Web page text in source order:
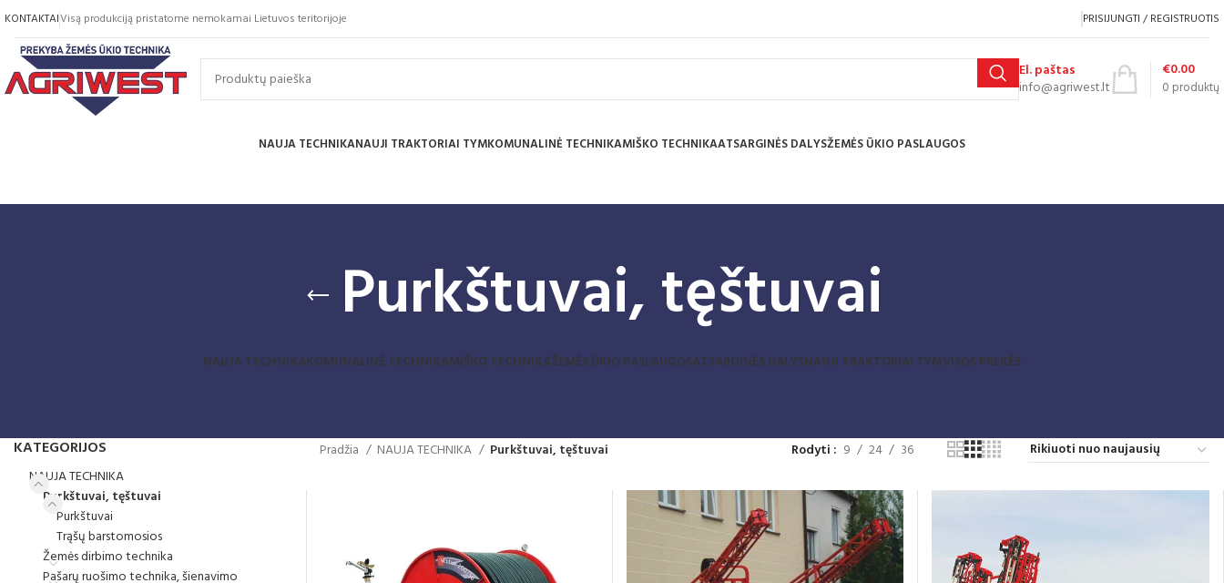
KONTAKTAIVisą produkciją pristatome nemokamai Lietuvos teritorijoje PRISIJUNGTI / REGISTRUOTIS
El. paštas
info@agriwest.lt
0 produktų
€0.00
NAUJA TECHNIKANAUJI TRAKTORIAI TYMKOMUNALINĖ TECHNIKAMIŠKO TECHNIKAATSARGINĖS DALYSŽEMĖS ŪKIO PASLAUGOS
Purkštuvai, tęštuvai
NAUJA TECHNIKAKOMUNALINĖ TECHNIKAMIŠKO TECHNIKAŽEMĖS ŪKIO PASLAUGOSATSARGINĖS DALYSNAUJI TRAKTORIAI TYMVISOS PREKĖS
KATEGORIJOS
NAUJA TECHNIKA
Purkštuvai, tęštuvai
Purkštuvai
Trąšų barstomosios
Žemės dirbimo technika
Pašarų ruošimo technika, šienavimo
Pradžia NAUJA TECHNIKA Purkštuvai, tęštuvai Rodyti 9 24 36